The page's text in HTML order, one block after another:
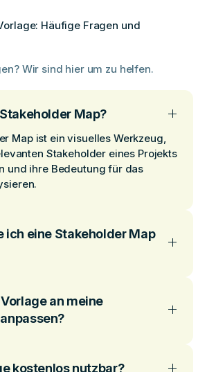
Häufige Fragen und
Wir sind hier um zu helfen.
Map?
Map ist ein visuelles Werkzeug,
Stakeholder eines Projekts
und ihre Bedeutung für das
ich eine Stakeholder Map
an meine
kostenlos nutzbar?